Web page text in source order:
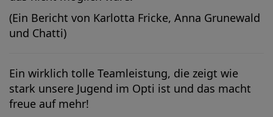
(Ein Bericht von Karlotta Fricke, Anna Grunewald
und Chatti)
Ein wirklich tolle Teamleistung, die zeigt wie
stark unsere Jugend im Opti ist und das macht
freue auf mehr!